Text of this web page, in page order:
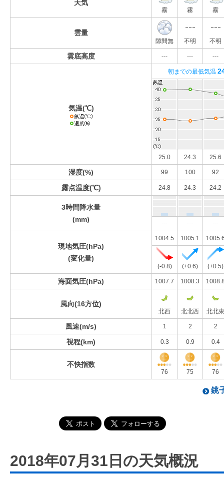
天気
霧 霧 霧
雲量
隙間無 不明 不明
雲底高度 --- --- ---
気温(℃)
朝までの最低気温
25.0 24.3 25.6
湿度(%) 99 100 92
露点温度(℃) 24.8 24.3 24.2
3時間降水量
(mm)
--- --- ---
現地気圧(hPa)
(変化量)
1004.5 1005.1
(-0.8) (+0.6) (+0.5)
海面気圧(hPa) 1007.7 1008.3
風向(16方位)
北西 北北西 北北東
風速(m/s) 1 2 2
視程(km) 0.3 0.9 0.4
不快指数
76 75 76
銚
2018年07月31日の天気概況